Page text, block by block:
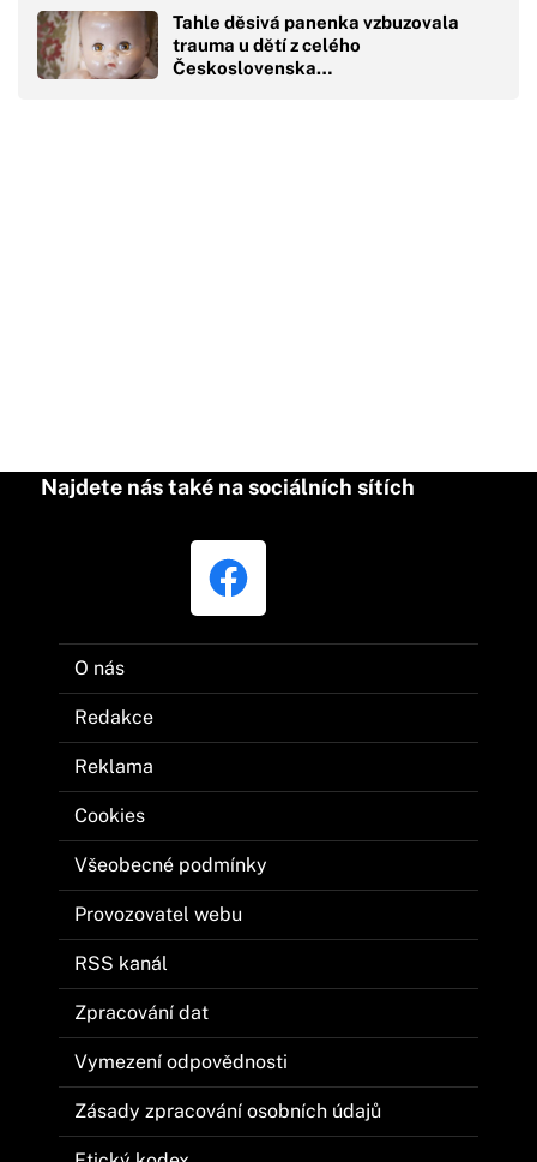
Tahle děsivá panenka vzbuzovala
trauma u dětí z celého
Československa…
Najdete nás také na sociálních sítích
O nás
Redakce
Reklama
Cookies
Všeobecné podmínky
Provozovatel webu
RSS kanál
Zpracování dat
Vymezení odpovědnosti
Zásady zpracování osobních údajů